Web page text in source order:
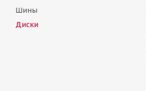
Шины
Диски